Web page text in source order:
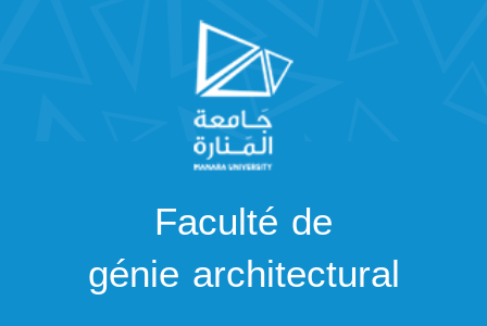
Faculté de
génie architectural